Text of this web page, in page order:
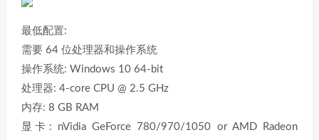
最低配置:
需要 64 位处理器和操作系统
操作系统: Windows 10 64-bit
处理器: 4-core CPU @ 2.5 GHz
内存: 8 GB RAM
显卡: nVidia GeForce 780/970/1050 or AMD Radeon